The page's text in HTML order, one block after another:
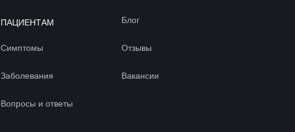
ПАЦИЕНТАМ
Симптомы
Заболевания
Вопросы и ответы
Блог
Отзывы
Вакансии